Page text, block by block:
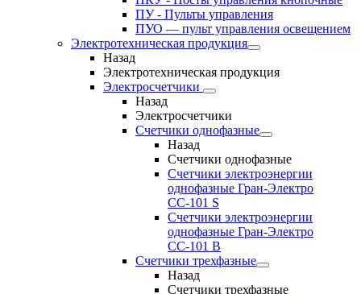
ПУ - Пульты управления
ПУО — пульт управления освещением
Электротехническая продукция
Назад
Электротехническая продукция
Электросчетчики
Назад
Электросчетчики
Счетчики однофазные
Назад
Счетчики однофазные
Счетчики электроэнергии
однофазные Гран-Электро
СС-101 S
Счетчики электроэнергии
однофазные Гран-Электро
СС-101 B
Счетчики трехфазные
Назад
Счетчики трехфазные